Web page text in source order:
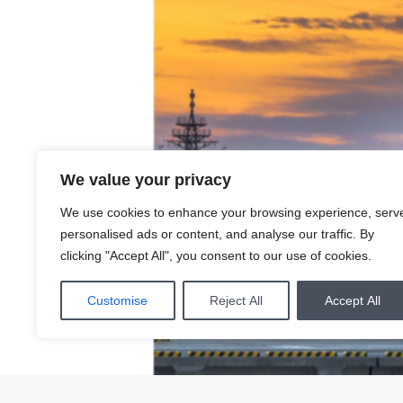
We value your privacy
We use cookies to enhance your browsing experience,
personalised ads or content, and analyse our traffic. By
clicking "Accept All", you consent to our use of cookies.
Customise Reject All Accept All